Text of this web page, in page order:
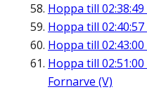
Hoppa till 02:38:49
Hoppa till 02:40:57
Hoppa till 02:43:00
Hoppa till 02:51:00
Fornarve (V)